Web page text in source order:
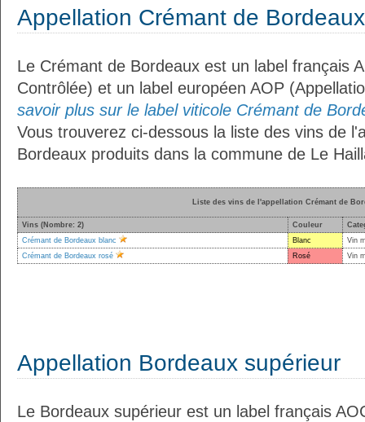
Appellation Crémant de Bordeaux
Le Crémant de Bordeaux est un label français
Contrôlée) et un label européen AOP
savoir plus sur le label viticole Crémant de
Vous trouverez ci-dessous la liste des vins de
Bordeaux produits dans la commune de Le
Liste des vins de l'appellation Crémant de
Vins (Nombre: 2) Couleur
Crémant de Bordeaux blanc
Blanc
Vin
Crémant de Bordeaux rosé
Rosé Vin
Appellation Bordeaux supérieur
Le Bordeaux supérieur est un label français